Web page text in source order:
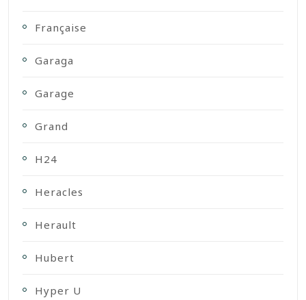
Française
Garaga
Garage
Grand
H24
Heracles
Herault
Hubert
Hyper U